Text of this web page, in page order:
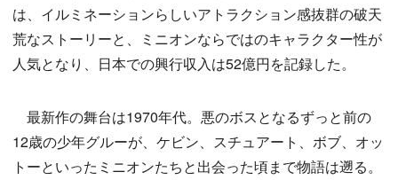
は、イルミネーションらしいアトラクション感抜群の破天
荒なストーリーと、ミニオンならではのキャラクター性が
人気となり、日本での興行収入は52億円を記録した。
最新作の舞台は1970年代。悪のボスとなるずっと前の
12歳の少年グルーが、ケビン、スチュアート、ボブ、オッ
トーといったミニオンたちと出会った頃まで物語は遡る。